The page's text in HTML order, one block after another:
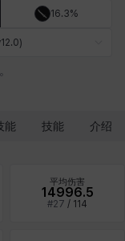
16.3%
能 技能 介绍
平均伤害
14996.5
#27 / 114